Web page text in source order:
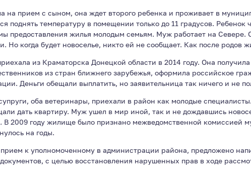
на прием с сыном, она ждет второго ребенка и проживает в
поднять температуру в помещении только до 11 градусов.
предоставления жилья молодым семьям. Муж работает на Севере.
Но когда будет новоселье, никто ей не сообщает. Как после
из Краматорска Донецкой области в 2014 году. Она
из стран ближнего зарубежья, оформила российское
Деньги обещали выплатить, но заявительница так ничего и не
оба ветеринары, приехали в район как молодые
дать квартиру. Муж ушел в мир иной, так и не дождавшись
В 2009 году жилище было признано межведомственной комиссией
на годы.
к уполномоченному в администрации района, предложено
с целью восстановления нарушенных прав в ходе